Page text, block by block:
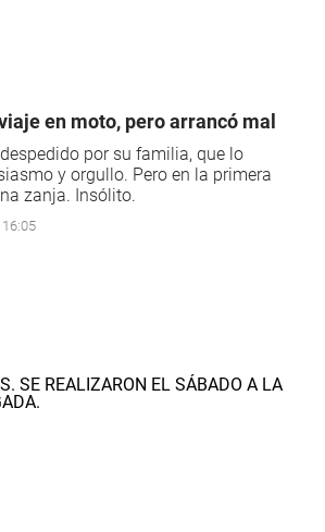
en moto, pero arrancó mal
por su familia, que lo
y orgullo. Pero en la primera
zanja. Insólito.
16:05